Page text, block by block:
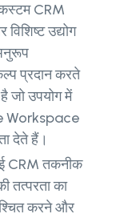
CRM
उद्योग
प्रदान करते
जो उपयोग में
Workspace
देते हैं।
CRM तकनीक
तत्परता का
करने और